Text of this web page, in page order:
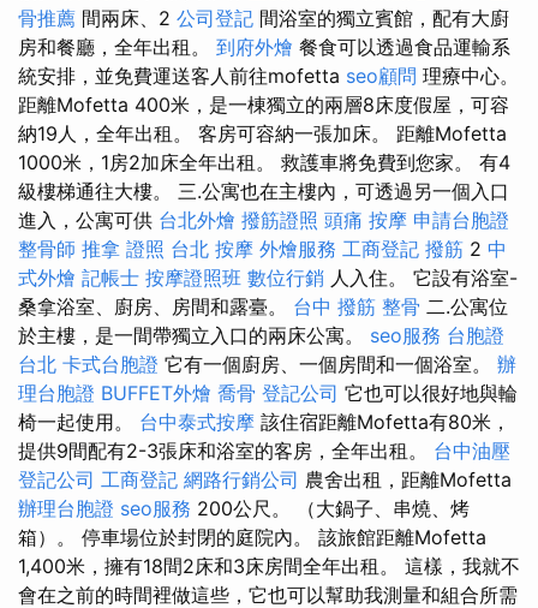
骨推薦 間兩床、2 公司登記 間浴室的獨立賓館，配有大廚
房和餐廳，全年出租。 到府外燴 餐食可以透過食品運輸系
統安排，並免費運送客人前往mofetta seo顧問 理療中心。
距離Mofetta 400米，是一棟獨立的兩層8床度假屋，可容
納19人，全年出租。 客房可容納一張加床。 距離Mofetta
1000米，1房2加床全年出租。 救護車將免費到您家。 有4
級樓梯通往大樓。 三.公寓也在主樓內，可透過另一個入口
進入，公寓可供 台北外燴 撥筋證照 頭痛 按摩 申請台胞證
整骨師 推拿 證照 台北 按摩 外燴服務 工商登記 撥筋 2 中
式外燴 記帳士 按摩證照班 數位行銷 人入住。 它設有浴室-
桑拿浴室、廚房、房間和露臺。 台中 撥筋 整骨 二.公寓位
於主樓，是一間帶獨立入口的兩床公寓。 seo服務 台胞證
台北 卡式台胞證 它有一個廚房、一個房間和一個浴室。 辦
理台胞證 BUFFET外燴 喬骨 登記公司 它也可以很好地與輪
椅一起使用。 台中泰式按摩 該住宿距離Mofetta有80米，
提供9間配有2-3張床和浴室的客房，全年出租。 台中油壓
登記公司 工商登記 網路行銷公司 農舍出租，距離Mofetta
辦理台胞證 seo服務 200公尺。 （大鍋子、串燒、烤
箱）。 停車場位於封閉的庭院內。 該旅館距離Mofetta
1,400米，擁有18間2床和3床房間全年出租。 這樣，我就不
會在之前的時間裡做這些，它也可以幫助我測量和組合所需